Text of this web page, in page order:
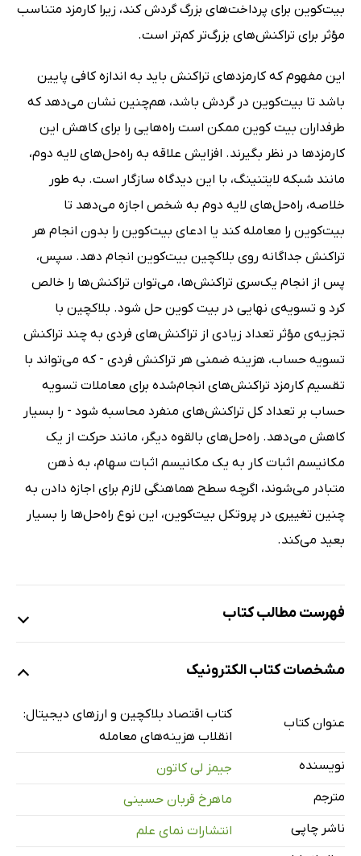
بیت‌کوین برای پرداخت‌های بزرگ گردش کند، زیرا کارمزد متناسب
مؤثر برای تراکنش‌های بزرگ‌تر کم‌تر است.
این مفهوم که کارمزدهای تراکنش باید به اندازه کافی پایین
باشد تا بیت‌کوین در گردش باشد، هم‌چنین نشان می‌دهد که
طرفداران بیت کوین ممکن است راه‌هایی را برای کاهش این
کارمزدها در نظر بگیرند. افزایش علاقه به راه‌حل‌های لایه دوم،
مانند شبکه لایتنینگ، با این دیدگاه سازگار است. به طور
خلاصه، راه‌حل‌های لایه دوم به شخص اجازه می‌دهد تا
بیت‌کوین را معامله کند یا ادعای بیت‌کوین را بدون انجام هر
تراکنش جداگانه روی بلاکچین بیت‌کوین انجام دهد. سپس،
پس از انجام یک‌سری تراکنش‌ها، می‌توان تراکنش‌ها را خالص
کرد و تسویه‌ی نهایی در بیت کوین حل شود. بلاکچین با
تجزیه‌ی مؤثر تعداد زیادی از تراکنش‌های فردی به چند تراکنش
تسویه حساب، هزینه ضمنی هر تراکنش فردی - که می‌تواند با
تقسیم کارمزد تراکنش‌های انجام‌شده برای معاملات تسویه
حساب بر تعداد کل تراکنش‌های منفرد محاسبه شود - را بسیار
کاهش می‌دهد. راه‌حل‌های بالقوه دیگر، مانند حرکت از یک
مکانیسم اثبات کار به یک مکانیسم اثبات سهام، به ذهن
متبادر می‌شوند، اگرچه سطح هماهنگی لازم برای اجازه دادن به
چنین تغییری در پروتکل بیت‌کوین، این نوع راه‌حل‌ها را بسیار
بعید می‌کند.
فهرست مطالب کتاب
3. 1. مشکل مقیاس پذیری
4. 1. تجارت کالا در کشاورزی
مشخصات کتاب الکترونیک
عنوان کتاب
کتاب اقتصاد بلاکچین و ارزهای دیجیتال:
انقلاب هزینه‌های معامله
نویسنده
جیمز لی کاتون
مترجم
ماهرخ قربان حسینی
ناشر چاپی
انتشارات نمای علم